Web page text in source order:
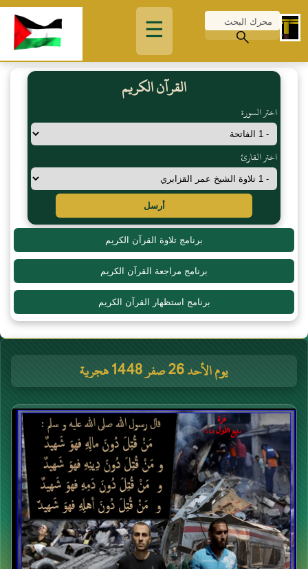
☰
القرآن الكريم
اختر السورة
اختر القارئ
أرسل
برنامج تلاوة القرآن الكريم
برنامج مراجعة القرآن الكريم
برنامج استظهار القرآن الكريم
يوم الأحد 26 صفر 1448 هجرية